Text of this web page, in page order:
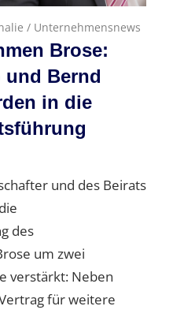
/ Unternehmensnews
Brose:
und Bernd
in die
und des Beirats
des
um zwei
verstärkt: Neben
für weitere